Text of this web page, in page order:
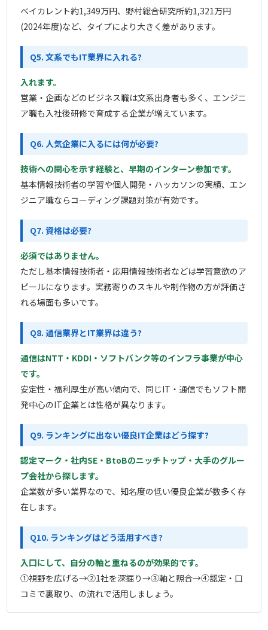
ベイカレント約1,349万円、野村総合研究所約1,321万円
(2024年度)など、タイプにより大きく差があります。
Q5. 文系でもIT業界に入れる?
入れます。
営業・企画などのビジネス職は文系出身者も多く、エンジニ
ア職も入社後研修で育成する企業が増えています。
Q6. 人気企業に入るには何が必要?
技術への関心を示す経験と、早期のインターン参加です。
基本情報技術者の学習や個人開発・ハッカソンの実績、エン
ジニア職ならコーディング課題対策が有効です。
Q7. 資格は必要?
必須ではありません。
ただし基本情報技術者・応用情報技術者などは学習意欲のア
ピールになります。実務寄りのスキルや制作物の方が評価さ
れる場面も多いです。
Q8. 通信業界とIT業界は違う?
通信はNTT・KDDI・ソフトバンク等のインフラ事業が中心
です。
安定性・福利厚生が高い傾向で、同じIT・通信でもソフト開
発中心のIT企業とは性格が異なります。
Q9. ランキングに出ない優良IT企業はどう探す?
認定マーク・社内SE・BtoBのニッチトップ・大手のグルー
プ会社から探します。
企業数が多い業界なので、知名度の低い優良企業が数多く存
在します。
Q10. ランキングはどう活用すべき?
入口にして、自分の軸と重ねるのが効果的です。
①視野を広げる→②1社を深掘り→③軸と照合→④認定・口
コミで裏取り、の流れで活用しましょう。